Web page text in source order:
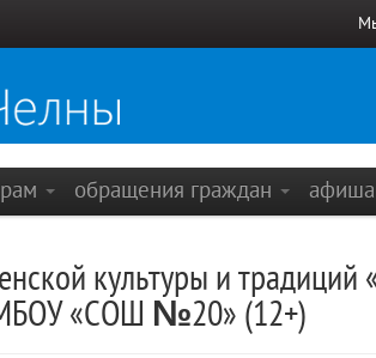
обращения граждан афиша
культуры и традиций
МБОУ «СОШ №20» (12+)